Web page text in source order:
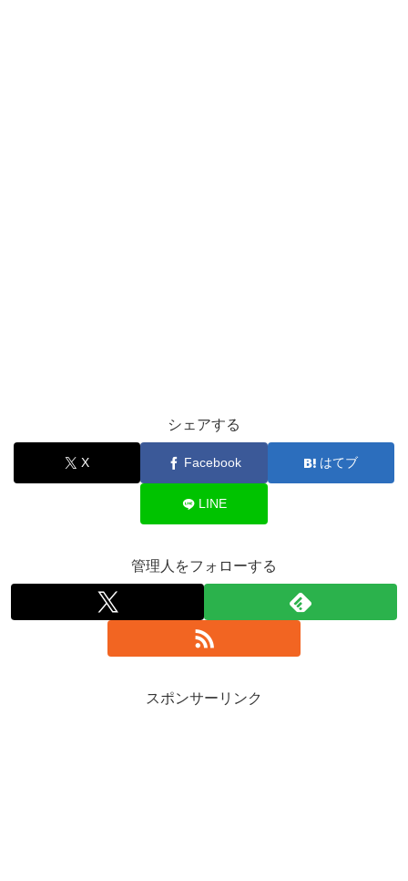
シェアする
X Facebook はてブ
LINE
管理人をフォローする
スポンサーリンク